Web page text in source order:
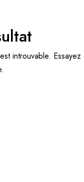
introuvable.